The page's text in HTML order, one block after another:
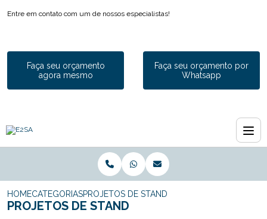
Entre em contato com um de nossos especialistas!
Faça seu orçamento
agora mesmo
Faça seu orçamento por
Whatsapp
HOMECATEGORIASPROJETOS DE STAND
PROJETOS DE STAND